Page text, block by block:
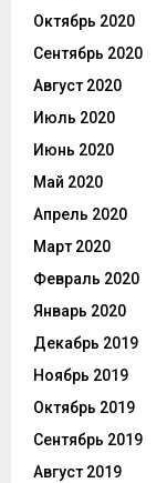
Октябрь 2020
Сентябрь 2020
Август 2020
Июль 2020
Июнь 2020
Май 2020
Апрель 2020
Март 2020
Февраль 2020
Январь 2020
Декабрь 2019
Ноябрь 2019
Октябрь 2019
Сентябрь 2019
Август 2019